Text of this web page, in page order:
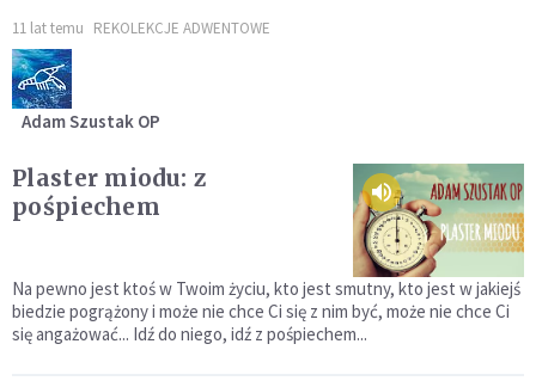
11 lat temu REKOLEKCJE ADWENTOWE
Adam Szustak OP
Plaster miodu: z
pośpiechem
Na pewno jest ktoś w Twoim życiu, kto jest smutny, kto jest w jakiejś
biedzie pogrążony i może nie chce Ci się z nim być, może nie chce Ci
się angażować... Idź do niego, idź z pośpiechem...